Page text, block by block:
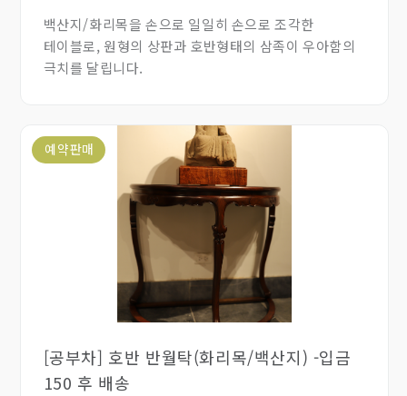
백산지/화리목을 손으로 일일히 손으로 조각한
테이블로, 원형의 상판과 호반형태의 삼족이 우아함의
극치를 달립니다.
예약판매
[공부차] 호반 반월탁(화리목/백산지) -입금
150 후 배송